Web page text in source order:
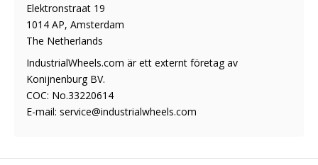
Elektronstraat 19
1014 AP, Amsterdam
The Netherlands
IndustrialWheels.com är ett externt företag av
Konijnenburg BV.
COC: No.33220614
E-mail: service@industrialwheels.com